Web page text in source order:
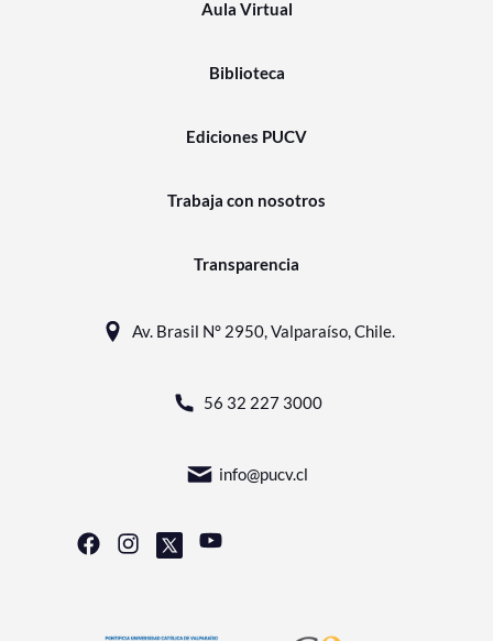
Aula Virtual
Biblioteca
Ediciones PUCV
Trabaja con nosotros
Transparencia
Av. Brasil N° 2950, Valparaíso, Chile.
56 32 227 3000
info@pucv.cl